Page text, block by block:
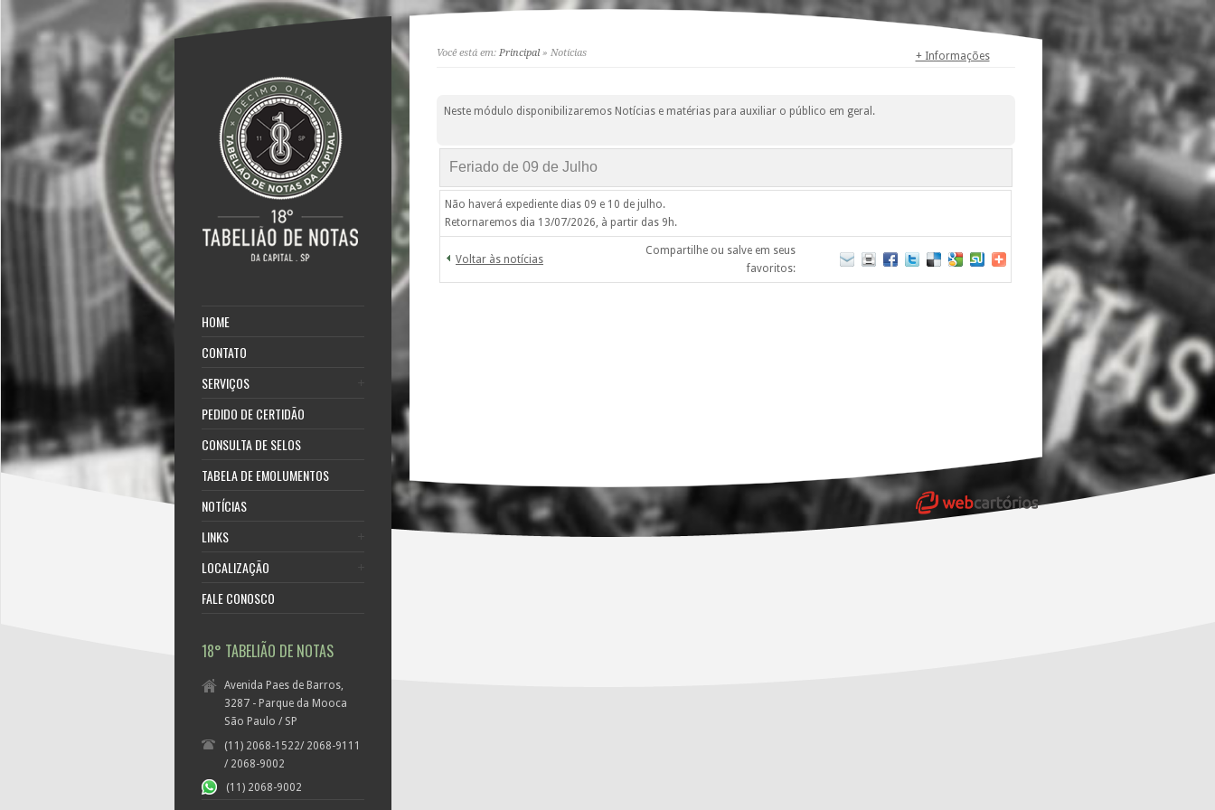
HOME
CONTATO
SERVIÇOS
PEDIDO DE CERTIDÃO
CONSULTA DE SELOS
TABELA DE EMOLUMENTOS
NOTÍCIAS
LINKS
LOCALIZAÇÃO
FALE CONOSCO
18° TABELIÃO DE NOTAS
Avenida Paes de Barros,
3287 - Parque da Mooca
São Paulo / SP
(11) 2068-1522/ 2068-9111
/ 2068-9002
(11) 2068-9002
Você está em: Principal» Notícias + Informações
Neste módulo disponibilizaremos Notícias e matérias para auxiliar o público em geral.
Feriado de 09 de Julho
Não haverá expediente dias 09 e 10 de julho.
Retornaremos dia 13/07/2026, à partir das 9h.
Voltar às notícias
Compartilhe ou salve em seus
favoritos: